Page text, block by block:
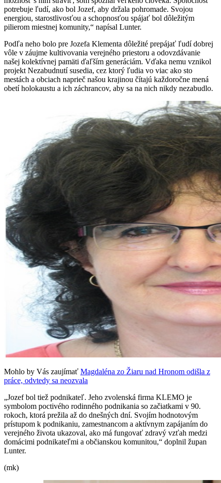
potrebuje ľudí, ako bol Jozef, aby držala pohromade. Svojou
energiou, starostlivosťou a schopnosťou spájať bol dôležitým
pilierom miestnej komunity,“ napísal Lunter.
Podľa neho bolo pre Jozefa Klementa dôležité prepájať ľudí dobrej
vôle v záujme kultivovania verejného priestoru a odovzdávanie
našej kolektívnej pamäti ďaľším generáciám. Vďaka nemu vznikol
projekt Nezabudnutí susedia, cez ktorý ľudia vo viac ako sto
mestách a obciach naprieč našou krajinou čítajú každoročne mená
obetí holokaustu a ich záchrancov, aby sa na nich nikdy nezabudlo.
Mohlo by Vás zaujímať Magdaléna zo Žiaru nad Hronom odišla z
práce, odvtedy sa neozvala
„Jozef bol tiež podnikateľ. Jeho zvolenská firma KLEMO je
symbolom poctivého rodinného podnikania so začiatkami v 90.
rokoch, ktorá prežila až do dnešných dní. Svojím hodnotovým
prístupom k podnikaniu, zamestnancom a aktívnym zapájaním do
verejného života ukazoval, ako má fungovať zdravý vzťah medzi
domácimi podnikateľmi a občianskou komunitou,“ doplnil župan
Lunter.
(mk)